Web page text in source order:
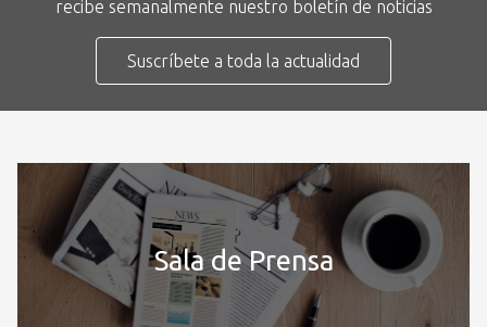
recibe semanalmente nuestro boletín de noticias
Suscríbete a toda la actualidad
Sala de Prensa